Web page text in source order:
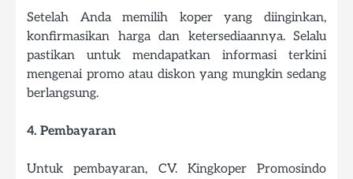
Setelah Anda memilih koper yang diinginkan,
konfirmasikan harga dan ketersediaannya. Selalu
pastikan untuk mendapatkan informasi terkini
mengenai promo atau diskon yang mungkin sedang
berlangsung.
4. Pembayaran
Untuk pembayaran, CV. Kingkoper Promosindo